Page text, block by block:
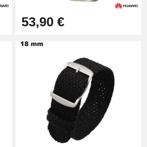
pour Bracelet de
Bracelet Montre -
53,90 €